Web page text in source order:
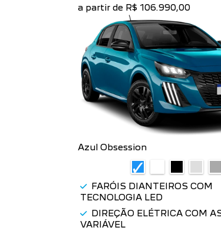
IDENTIDADE
O novo Peugeot 208 carrega
identidade luminosa, com
em formato de Garra de Leão e
“Dentes de Sabre” em LED.